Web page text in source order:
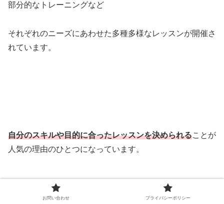
部分的なトレーニングなど
それぞれのニーズにあわせた多種多様なレッスンが開催さ
れています。
自分のスキルや目的に合ったレッスンを決められることが
人気の理由のひとつになっています。
お問い合わせ プライバシーポリシー